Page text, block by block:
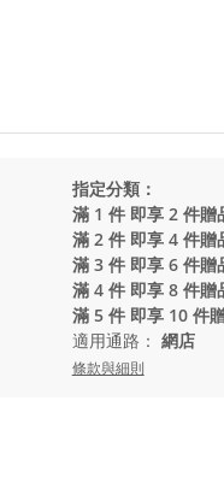
指定分類：
滿 1 件 即享 2 件贈
滿 2 件 即享 4 件贈
滿 3 件 即享 6 件贈
滿 4 件 即享 8 件贈
滿 5 件 即享 10 件
適用通路： 網店
條款與細則